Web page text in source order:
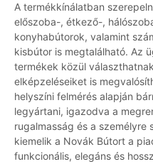
A termékkínálatban
előszoba-, étkező-,
konyhabútorok, valamint
kisbútor is megtalálható. Az
termékek közül
elképzeléseiket is
helyszíni felmérés alapján
legyártani, igazodva a
rugalmasság és a személyre
kiemelik a Novák Bútort a
funkcionális, elegáns és